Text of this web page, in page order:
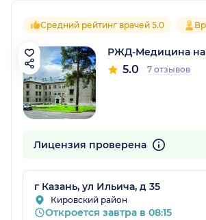
Средний рейтинг врачей 5.0
РЖД-Медицина на
5.0 7 отзывов
Лицензия проверена
г Казань, ул Ильича, д 35
Кировский район
Откроется завтра в 08:15